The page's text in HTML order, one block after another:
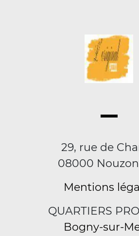
29, rue de
08000
Mentions
QUARTIERS
Bogny-sur-